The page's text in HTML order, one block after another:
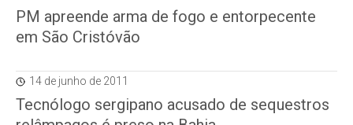
PM apreende arma de fogo e entorpecente
em São Cristóvão
14 de junho de 2011
Tecnólogo sergipano acusado de sequestros